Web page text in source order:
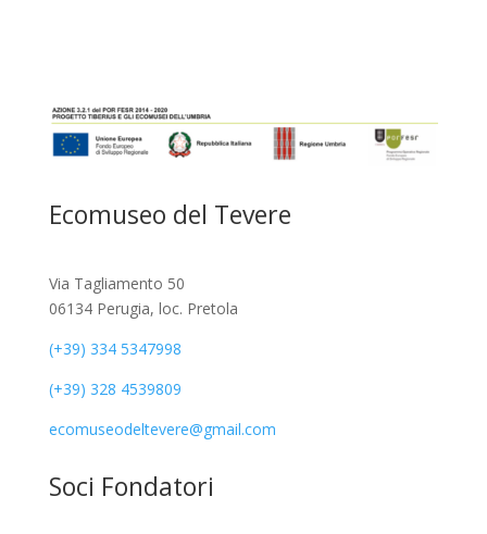
Ecomuseo del Tevere
Via Tagliamento 50
06134 Perugia, loc. Pretola
(+39) 334 5347998
(+39) 328 4539809
ecomuseodeltevere@gmail.com
Soci Fondatori